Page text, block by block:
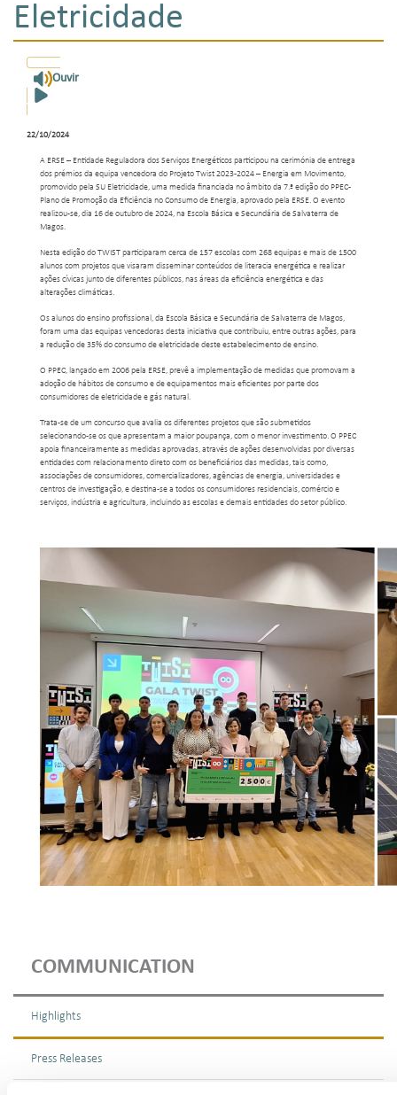
COMMUNICATION
Highlights
Press Releases
Eletricidade
Ouvir
22/10/2024
A ERSE – Entidade Reguladora dos Serviços Energéticos participou na cerimónia de entrega
dos prémios da equipa vencedora do Projeto Twist 2023-2024 – Energia em Movimento,
promovido pela SU Eletricidade, uma medida financiada no âmbito da 7.ª edição do PPEC -
Plano de Promoção da Eficiência no Consumo de Energia, aprovado pela ERSE. O evento
realizou-se, dia 16 de outubro de 2024, na Escola Básica e Secundária de Salvaterra de
Magos.
Nesta edição do TWIST participaram cerca de 157 escolas com 268 equipas e mais de 1500
alunos com projetos que visaram disseminar conteúdos de literacia energética e realizar
ações cívicas junto de diferentes públicos, nas áreas da eficiência energética e das
alterações climáticas.
Os alunos do ensino profissional, da Escola Básica e Secundária de Salvaterra de Magos,
foram uma das equipas vencedoras desta iniciativa que contribuiu, entre outras ações, para
a redução de 35% do consumo de eletricidade deste estabelecimento de ensino.
O PPEC, lançado em 2006 pela ERSE, prevê a implementação de medidas que promovam a
adoção de hábitos de consumo e de equipamentos mais eficientes por parte dos
consumidores de eletricidade e gás natural.
Trata-se de um concurso que avalia os diferentes projetos que são submetidos
selecionando-se os que apresentam a maior poupança, com o menor investimento. O PPEC
apoia financeiramente as medidas aprovadas, através de ações desenvolvidas por diversas
entidades com relacionamento direto com os beneficiários das medidas, tais como,
associações de consumidores, comercializadores, agências de energia, universidades e
centros de investigação, e destina-se a todos os consumidores residenciais, comércio e
serviços, indústria e agricultura, incluindo as escolas e demais entidades do setor público.